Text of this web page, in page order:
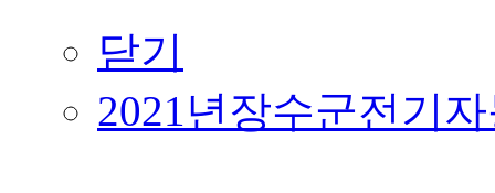
닫기
2021년장수군전기